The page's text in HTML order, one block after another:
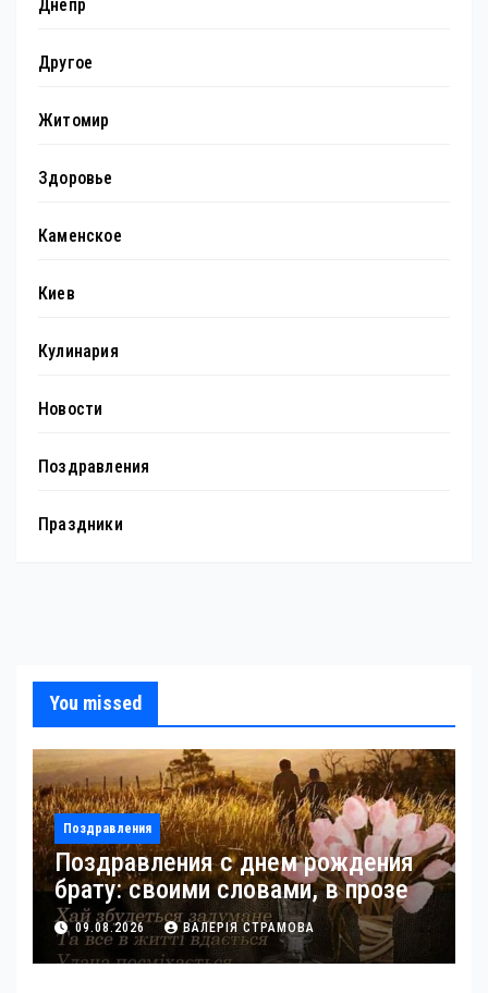
Днепр
Другое
Житомир
Здоровье
Каменское
Киев
Кулинария
Новости
Поздравления
Праздники
You missed
Поздравления
Поздравления с днем рождения
брату: своими словами, в прозе
09.08.2026 ВАЛЕРІЯ СТРАМОВА